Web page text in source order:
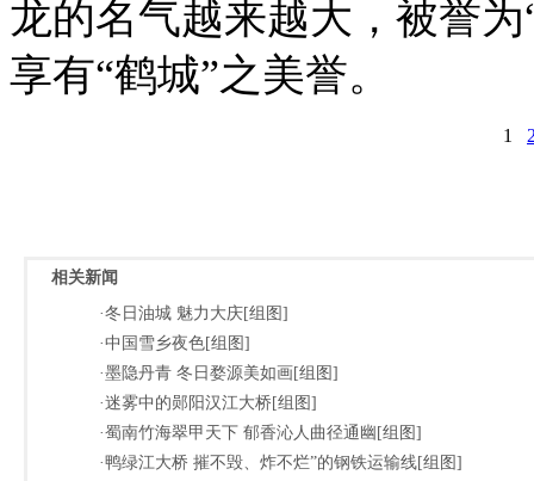
龙的名气越来越大，被誉
享有“鹤城”之美誉。
1
相关新闻
·冬日油城 魅力大庆[组图]
·中国雪乡夜色[组图]
·墨隐丹青 冬日婺源美如画[组图]
·迷雾中的郧阳汉江大桥[组图]
·蜀南竹海翠甲天下 郁香沁人曲径通幽[组图]
·鸭绿江大桥 摧不毁、炸不烂”的钢铁运输线[组图]